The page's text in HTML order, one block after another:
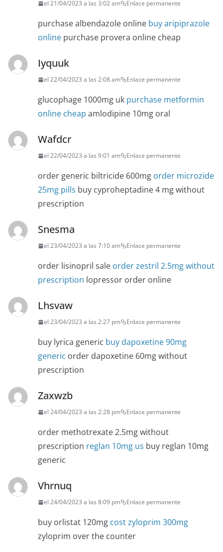
el 21/04/2023 a las 3:02 am Enlace permanente
purchase albendazole online buy aripiprazole
online purchase provera online cheap
Iyquuk
el 22/04/2023 a las 2:08 am Enlace permanente
glucophage 1000mg uk purchase metformin
online cheap amlodipine 10mg oral
Wafdcr
el 22/04/2023 a las 9:01 am Enlace permanente
order generic biltricide 600mg order microzide
25mg pills buy cyproheptadine 4 mg without
prescription
Snesma
el 23/04/2023 a las 7:10 am Enlace permanente
order lisinopril sale order zestril 2.5mg without
prescription lopressor order online
Lhsvaw
el 23/04/2023 a las 2:27 pm Enlace permanente
buy lyrica generic buy dapoxetine 90mg
generic order dapoxetine 60mg without
prescription
Zaxwzb
el 24/04/2023 a las 2:28 pm Enlace permanente
order methotrexate 2.5mg without
prescription reglan 10mg us buy reglan 10mg
generic
Vhrnuq
el 24/04/2023 a las 8:09 pm Enlace permanente
buy orlistat 120mg cost zyloprim 300mg
zyloprim over the counter